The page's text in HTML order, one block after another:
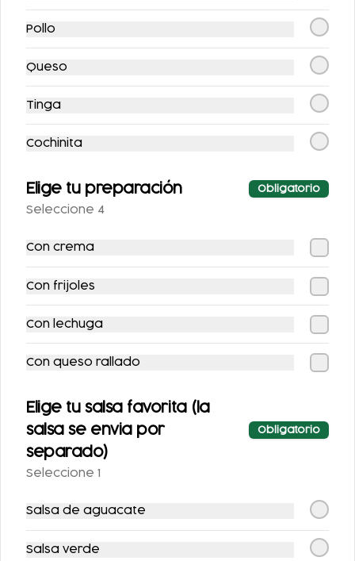
JUGO VERDE JUGO DE NARANJA
COCA-COLA
CLÁSICA 400 ML.
$25.00
COCA COLA ZERO
$25.00
Pollo
Queso
Tinga
Cochinita
Elige tu preparación Obligatorio
Seleccione 4
Con crema
Con frijoles
Con lechuga
Con queso rallado
Elige tu salsa favorita (la
salsa se envia por
separado)
Obligatorio
Seleccione 1
Salsa de aguacate
Salsa verde